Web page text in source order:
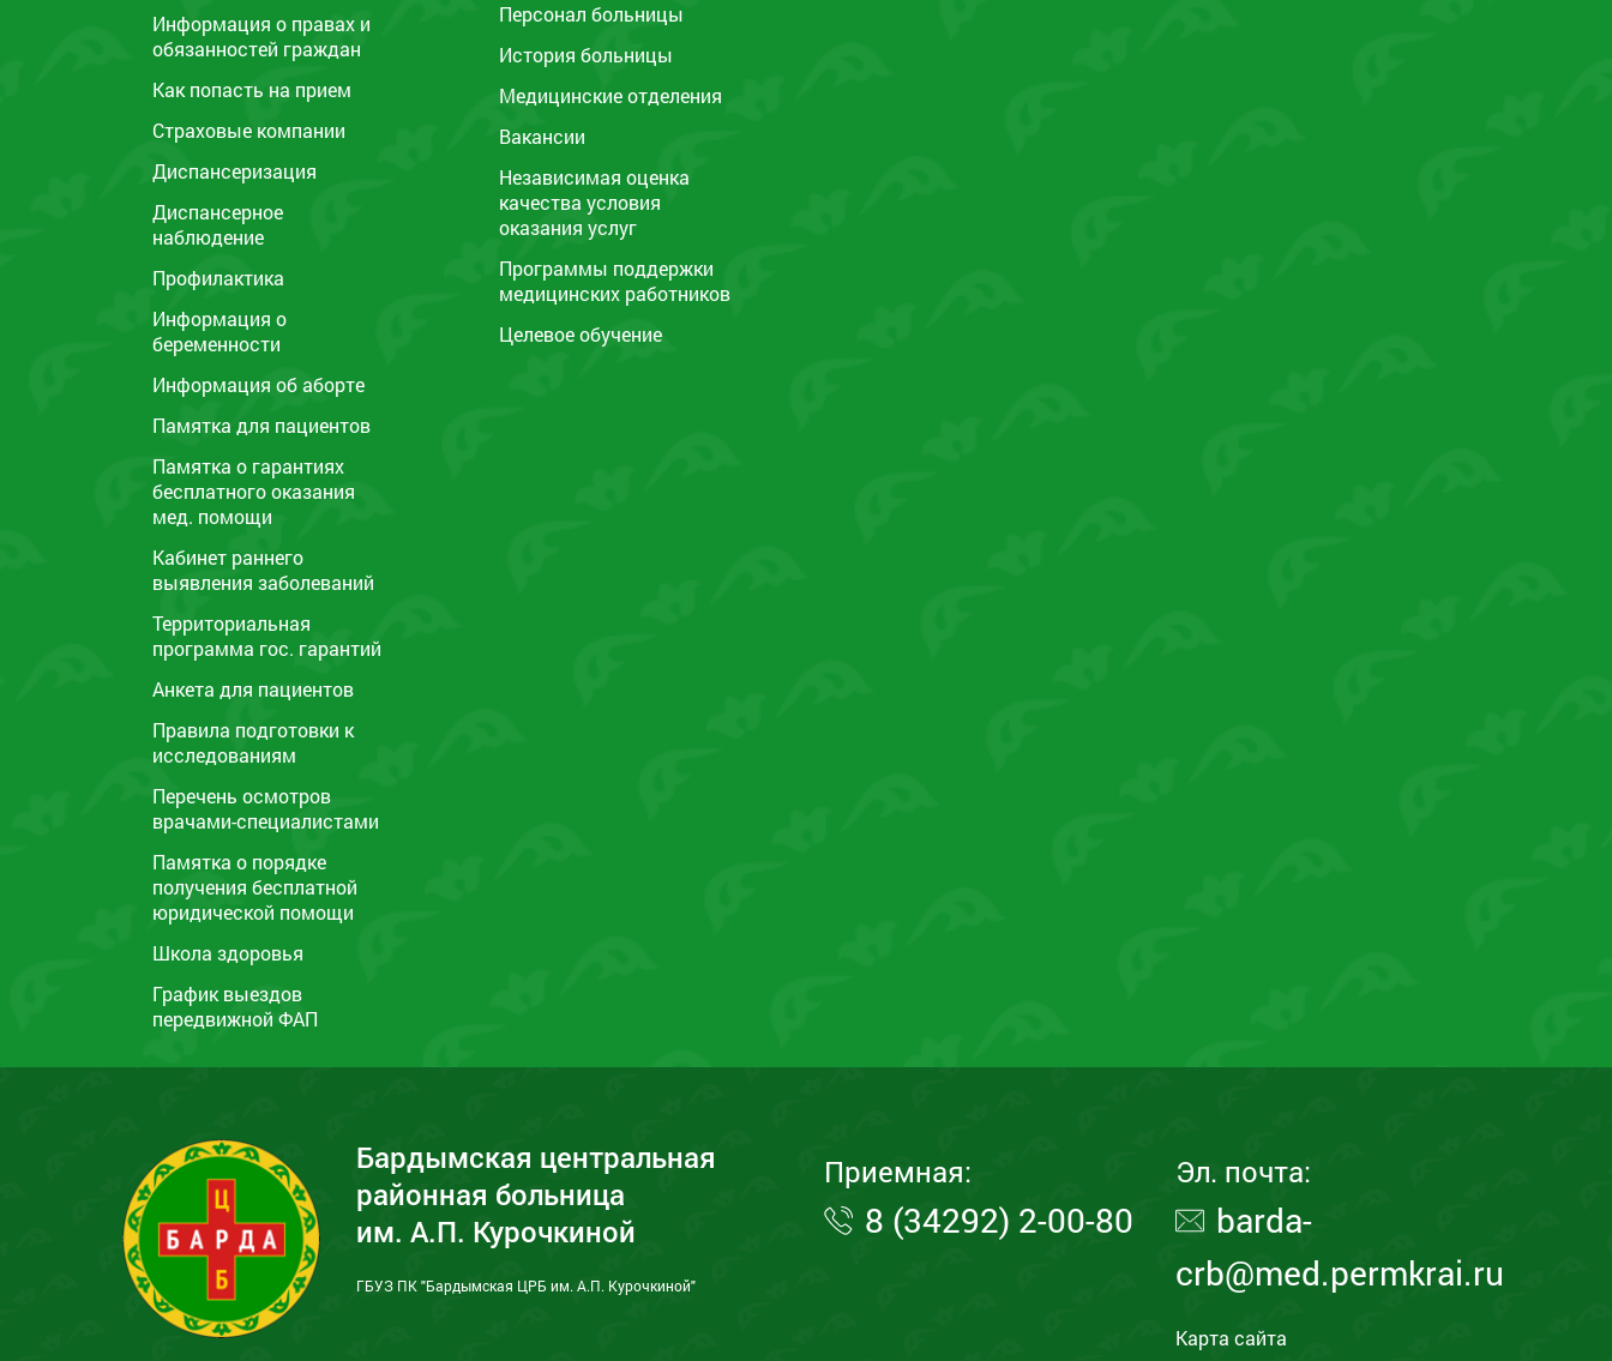
Информация о правах и
обязанностей граждан
Как попасть на прием
Страховые компании
Диспансеризация
Диспансерное
наблюдение
Профилактика
Информация о
беременности
Информация об аборте
Памятка для пациентов
Памятка o гарантиях
бесплатного оказания
мед. помощи
Кабинет раннего
выявления заболеваний
Территориальная
программа гос. гарантий
Анкета для пациентов
Правила подготовки к
исследованиям
Перечень осмотров
врачами-специалистами
Памятка о порядке
получения бесплатной
юридической помощи
Школа здоровья
График выездов
передвижной ФАП
Персонал больницы
История больницы
Медицинские отделения
Вакансии
Независимая оценка
качества условия
оказания услуг
Программы поддержки
медицинских работников
Целевое обучение
Приемная:
8 (34292) 2-00-80
Эл. почта:
barda-
crb@med.permkrai.ru
Карта сайта
Бардымская центральная
районная больница
им. А.П. Курочкиной
ГБУЗ ПК "Бардымская ЦРБ им. А.П. Курочкиной"